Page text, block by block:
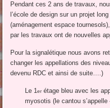
Pendant ces 2 ans de travaux,
l’école de design sur un projet
(aménagement espace
par les travaux ont de nouvelles
Pour la signalétique nous avons
changer les appellations des
devenu RDC et ainsi de suite….)
Le 1erétage bleu avec les
myosotis (le cantou